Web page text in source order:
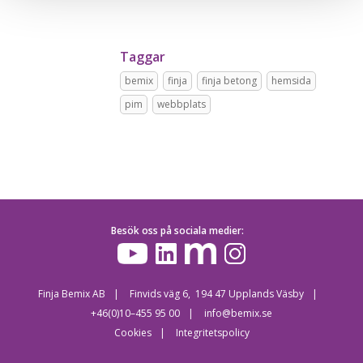
Taggar
bemix finja finja betong
hemsida
pim
webbplats
Besök oss på sociala medier:
Finja Bemix AB
Finvids väg 6, 194 47 Upplands Väsby
+46(0)10–455 95 00
info@bemix.se
Cookies
Integritetspolicy